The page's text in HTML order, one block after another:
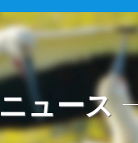
ニュース